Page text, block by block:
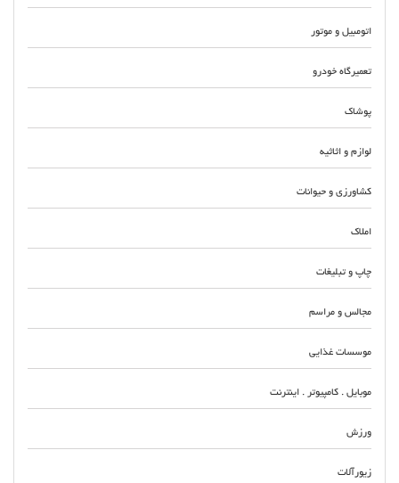
اتومبیل و موتور
تعمیرگاه خودرو
پوشاک
لوازم و اثاثیه
کشاورزی و حیوانات
املاک
چاپ و تبلیغات
مجالس و مراسم
موسسات غذایی
موبایل . کامپیوتر . اینترنت
ورزش
زیورآلات